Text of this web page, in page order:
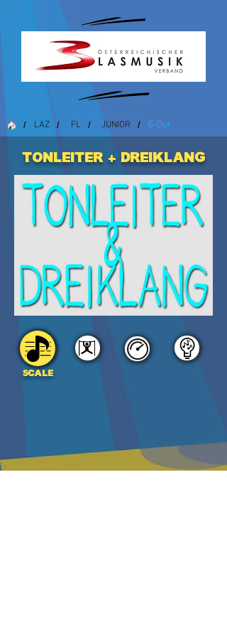
/ LAZ / FL / JUNIOR / G-Dur
Tonleiter + Dreiklang
SCALE